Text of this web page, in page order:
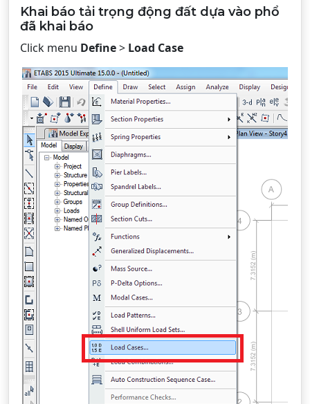
Khai báo tải trọng động đất dựa vào phổ
đã khai báo
Click menu Define> Load Case